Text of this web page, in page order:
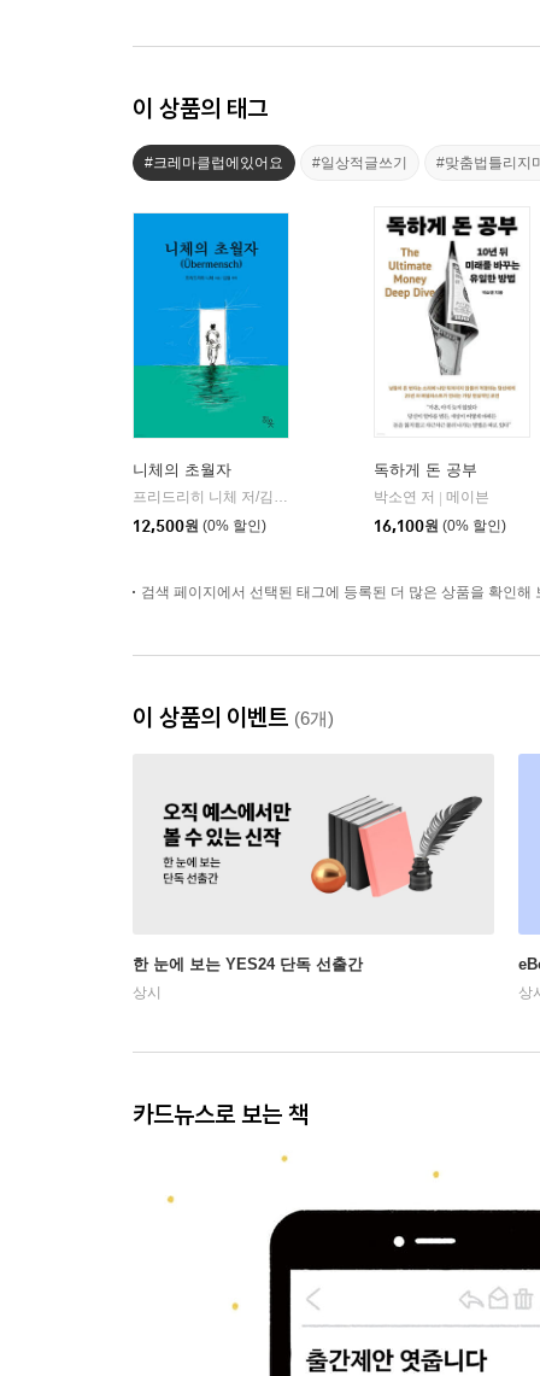
이 상품의 태그
#크레마클럽에있어요 #일상적글쓰기 #맞춤법틀리지
니체의 초월자
12,500원 (0% 할인)
독하게 돈 공부
박소연 저 | 메이븐
16,100원 (0% 할인)
검색 페이지에서 선택된 태그에 등록된 더 많은 상품을 확인해
이 상품의 이벤트 (6개)
한 눈에 보는 YES24 단독 선출간
상시 상
카드뉴스로 보는 책